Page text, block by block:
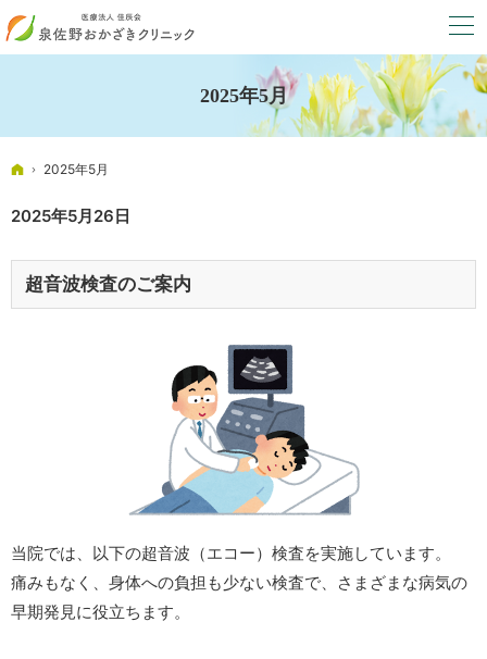
2025年5月
ホーム
2025年5月
2025年5月26日
超音波検査のご案内
当院では、以下の超音波（エコー）検査を実施しています。
痛みもなく、身体への負担も少ない検査で、さまざまな病気の
早期発見に役立ちます。